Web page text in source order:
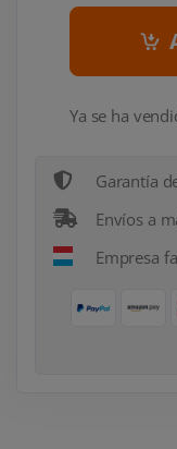
Ya se ha
Garantía
Envíos a
Empresa